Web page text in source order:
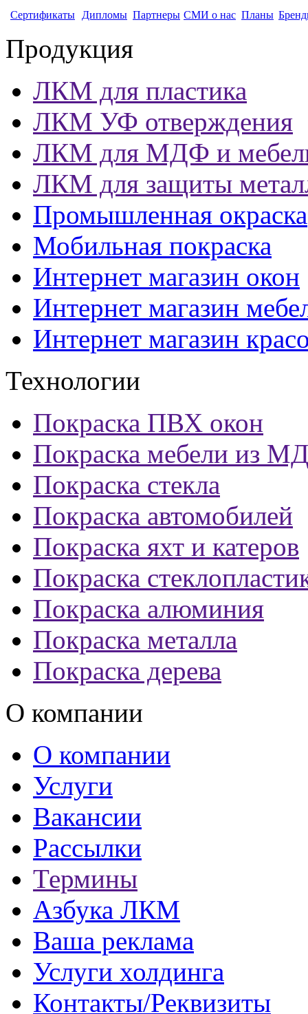
Сертификаты Дипломы Партнеры СМИ о нас Планы
Продукция
ЛКМ для пластика
ЛКМ УФ отверждения
ЛКМ для МДФ и
ЛКМ для защиты
Промышленная окраска
Мобильная покраска
Интернет магазин окон
Интернет магазин
Интернет магазин
Технологии
Покраска ПВХ окон
Покраска мебели из
Покраска стекла
Покраска автомобилей
Покраска яхт и катеров
Покраска
Покраска алюминия
Покраска металла
Покраска дерева
О компании
О компании
Услуги
Вакансии
Рассылки
Термины
Азбука ЛКМ
Ваша реклама
Услуги холдинга
Контакты/Реквизиты